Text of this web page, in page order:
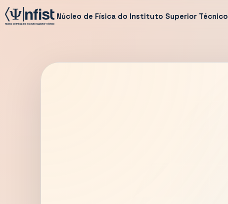
Núcleo de Física do Instituto Superior Técnico